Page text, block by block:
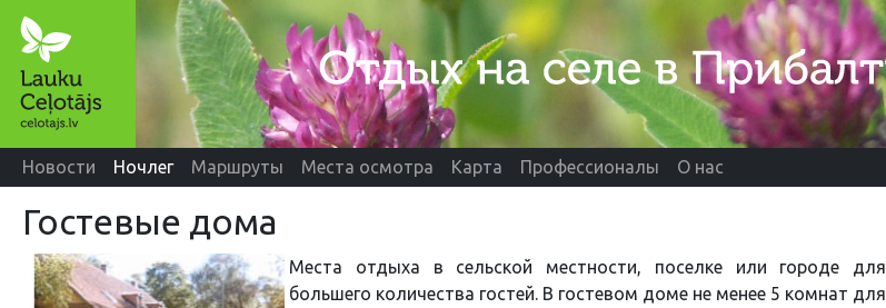
Новости Ночлег Маршруты Места осмотра Карта Профессионалы О нас
Гостевые дома
Места отдыха в сельской местности, поселке или городе для
большего количества гостей. В гостевом доме не менее 5 комнат для